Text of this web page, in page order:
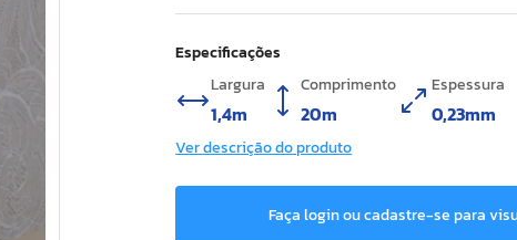
Especificações
Largura
1,4m
Comprimento
20m
Espessura
0,23mm
Ver descrição do produto
Faça login ou cadastre-se para